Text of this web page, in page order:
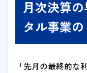
月次決算
タル事業
「先月の最終的な